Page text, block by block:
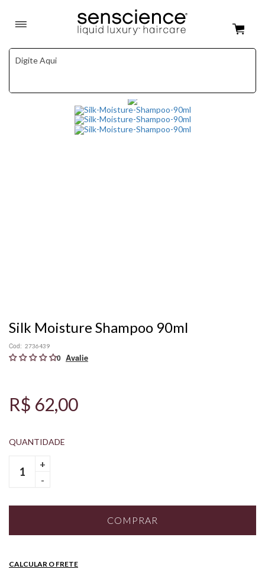
Silk Moisture Shampoo 90ml
Cod: 2736439
0
R$ 62,00
+
-
COMPRAR
CALCULAR O FRETE